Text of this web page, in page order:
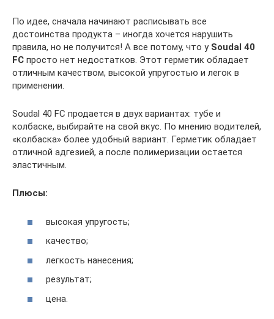
По идее, сначала начинают расписывать все
достоинства продукта – иногда хочется нарушить
правила, но не получится! А все потому, что у Soudal 40
FC просто нет недостатков. Этот герметик обладает
отличным качеством, высокой упругостью и легок в
применении.
Soudal 40 FC продается в двух вариантах: тубе и
колбаске, выбирайте на свой вкус. По мнению водителей,
«колбаска» более удобный вариант. Герметик обладает
отличной адгезией, а после полимеризации остается
эластичным.
Плюсы:
высокая упругость;
качество;
легкость нанесения;
результат;
цена.